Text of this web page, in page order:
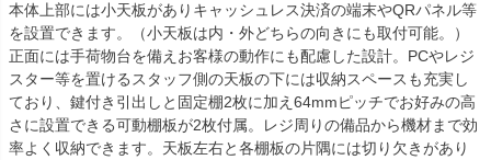
本体上部には小天板がありキャッシュレス決済の端末やQRパネル等
を設置できます。（小天板は内・外どちらの向きにも取付可能。）
正面には手荷物台を備えお客様の動作にも配慮した設計。PCやレジ
スター等を置けるスタッフ側の天板の下には収納スペースも充実し
ており、鍵付き引出しと固定棚2枚に加え64mmピッチでお好みの高
さに設置できる可動棚板が2枚付属。レジ周りの備品から機材まで効
率よく収納できます。天板左右と各棚板の片隅には切り欠きがあり